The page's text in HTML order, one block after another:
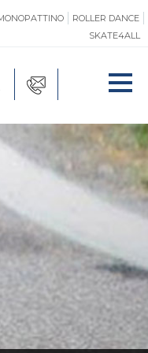
ROLLER DANCE
SKATE4ALL